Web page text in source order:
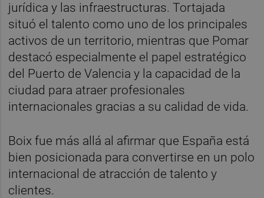
jurídica y las infraestructuras. Tortajada
situó el talento como uno de los principales
activos de un territorio, mientras que Pomar
destacó especialmente el papel estratégico
del Puerto de Valencia y la capacidad de la
ciudad para atraer profesionales
internacionales gracias a su calidad de vida.
Boix fue más allá al afirmar que España está
bien posicionada para convertirse en un polo
internacional de atracción de talento y
clientes.